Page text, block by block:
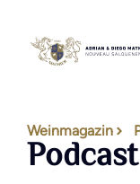
Weinmagazin